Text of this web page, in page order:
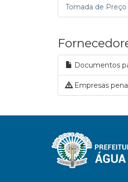
Tomada de Preço
Documentos
Empresas